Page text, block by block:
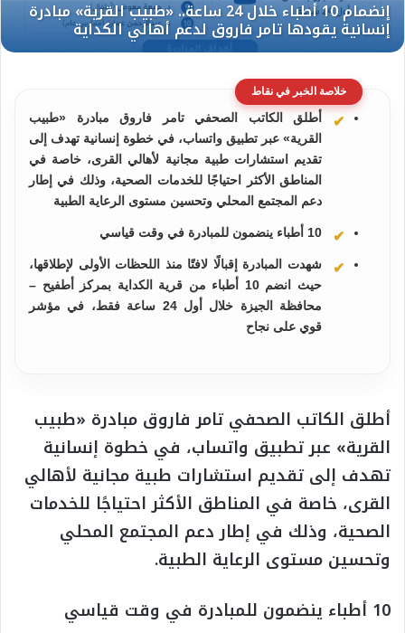
خلاصة الخبر في نقاط
أطلق الكاتب الصحفي تامر فاروق مبادرة «طبيب
القرية» عبر تطبيق واتساب، في خطوة إنسانية تهدف إلى
تقديم استشارات طبية مجانية لأهالي القرى، خاصة في
المناطق الأكثر احتياجًا للخدمات الصحية، وذلك في إطار
دعم المجتمع المحلي وتحسين مستوى الرعاية الطبية
10 أطباء ينضمون للمبادرة في وقت قياسي
شهدت المبادرة إقبالًا لافتًا منذ اللحظات الأولى لإطلاقها،
حيث انضم 10 أطباء من قرية الكداية بمركز أطفيح –
محافظة الجيزة خلال أول 24 ساعة فقط، في مؤشر
قوي على نجاح
أطلق الكاتب الصحفي تامر فاروق مبادرة «طبيب
القرية» عبر تطبيق واتساب، في خطوة إنسانية
تهدف إلى تقديم استشارات طبية مجانية لأهالي
القرى، خاصة في المناطق الأكثر احتياجًا للخدمات
الصحية، وذلك في إطار دعم المجتمع المحلي
وتحسين مستوى الرعاية الطبية.
10 أطباء ينضمون للمبادرة في وقت قياسي